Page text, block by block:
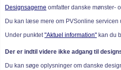
Designsagerne omfatter danske mønster-
Du kan læse mere om PVSonline
Under punktet"Aktuel information" kan du
Der er indtil videre ikke adgang til
Du kan søge oplysninger om danske